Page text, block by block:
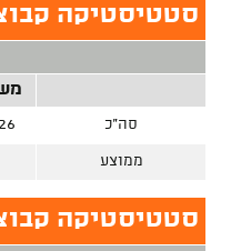
סטטיסטיקה
סה"כ 26
ממוצע
סטטיסטיקה